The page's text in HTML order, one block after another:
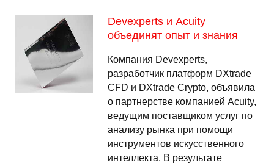
Devexperts и Acuity
объединят опыт и знания
Компания Devexperts,
разработчик платформ DXtrade
CFD и DXtrade Crypto, объявила
о партнерстве компанией Acuity,
ведущим поставщиком услуг по
анализу рынка при помощи
инструментов искусственного
интеллекта. В результате